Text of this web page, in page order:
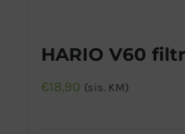
€18,90 (sis. KM)